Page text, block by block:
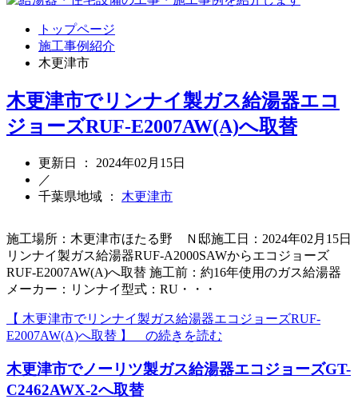
トップページ
施工事例紹介
木更津市
木更津市でリンナイ製ガス給湯器エコ
ジョーズRUF-E2007AW(A)へ取替
更新日 ： 2024年02月15日
／
千葉県地域 ： 木更津市
施工場所：木更津市ほたる野 Ｎ邸施工日：2024年02月15日
リンナイ製ガス給湯器RUF-A2000SAWからエコジョーズ
RUF-E2007AW(A)へ取替 施工前：約16年使用のガス給湯器
メーカー：リンナイ型式：RU・・・
【 木更津市でリンナイ製ガス給湯器エコジョーズRUF-
E2007AW(A)へ取替 】 の続きを読む
木更津市でノーリツ製ガス給湯器エコジョーズGT-
C2462AWX-2へ取替